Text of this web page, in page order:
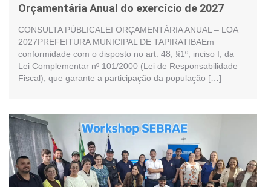
Orçamentária Anual do exercício de 2027
CONSULTA PÚBLICALEI ORÇAMENTÁRIA ANUAL – LOA
2027PREFEITURA MUNICIPAL DE TAPIRATIBAEm
conformidade com o disposto no art. 48, §1º, inciso I, da
Lei Complementar nº 101/2000 (Lei de Responsabilidade
Fiscal), que garante a participação da população […]